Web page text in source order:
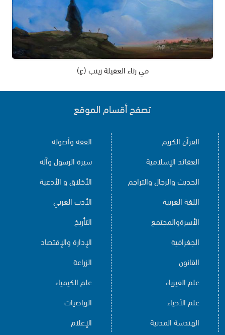
في رثاء العقيلة زينب (ع)
تصفح أقسام الموقع
القرآن الكريم
الفقه وأصوله
العقائد الإسلامية
سيرة الرسول وآله
الحديث والرجال والتراجم
الأخلاق و الأدعية
اللغة العربية
الأدب العربي
الأسرةوالمجتمع
التأريخ
الجغرافية
الإدارة والإقتصاد
القانون
الزراعة
علم الفيزياء
علم الكيمياء
علم الأحياء
الرياضيات
الهندسة المدنية
الإعلام